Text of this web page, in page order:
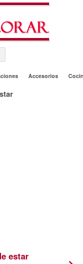
Accesorios
estar